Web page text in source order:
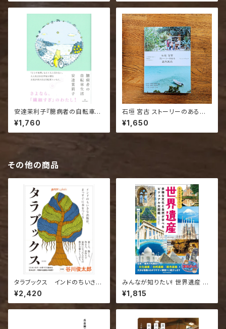
安達茉利子『臆病者の自転車生
活』【エッセイ／アウトドア・ライ
フスタイル】
¥1,760
石垣 宮古 ストーリーのある島
旅案内
¥1,650
その他の商品
タラブックス インドのちいさな
出版社、まっすぐに本をつくる
¥2,420
みんなが知りたい! 世界遺産 多
様な文化と自然が学べるビジュ
アル大図鑑
¥1,815